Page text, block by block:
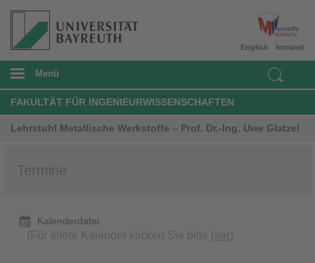
Intranet
English
Menü
FAKULTÄT FÜR INGENIEURWISSENSCHAFTEN
Lehrstuhl Metallische Werkstoffe – Prof. Dr.-Ing. Uwe Glatzel
Termine
Kalenderdatei
(Für ältere Kalender klicken Sie bitte hier)